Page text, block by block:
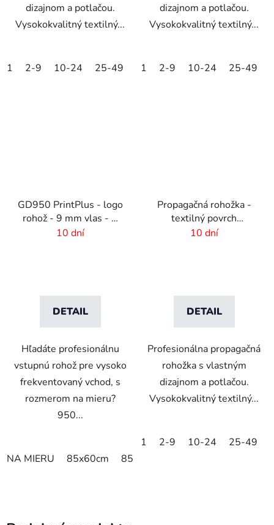
dizajnom a potlačou.
Vysokokvalitný textilný...
1 2-9 10-24 25-49 50-99 100-249 250-499
dizajnom a potlačou.
Vysokokvalitný textilný...
1 2-9 10-24 25-49
GD950 PrintPlus - logo
rohož - 9 mm vlas - 2
cm gumový okraj
10 dní
DETAIL
Hľadáte profesionálnu
vstupnú rohož pre vysoko
frekventovaný vchod, s
rozmerom na mieru?
950...
NA MIERU 85x60cm 85x75cm
Propagačná rohožka -
textilný povrch
-75x50cm
10 dní
DETAIL
Profesionálna propagačná
rohožka s vlastným
dizajnom a potlačou.
Vysokokvalitný textilný...
1 2-9 10-24 25-49